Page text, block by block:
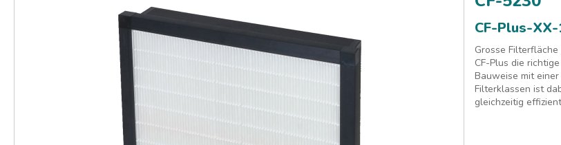
CF-Plus-
Grosse
CF-Plus die
Bauweise mit
Filterklassen ist
gleichzeitig